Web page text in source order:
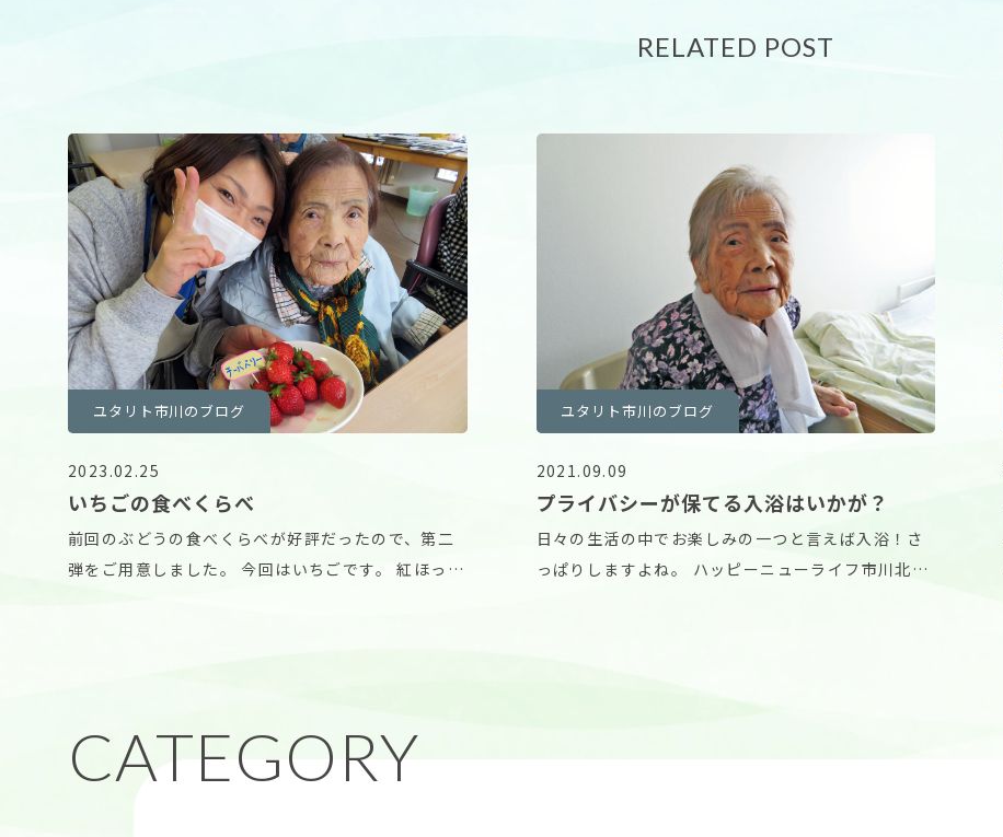
RELATED POST
ユタリト市川のブログ
2023.02.25
いちごの食べくらべ
前回のぶどうの食べくらべが好評だったので、第二
弾をご用意しました。 今回はいちごです。 紅ほっ
ユタリト市川のブログ
2021.09.09
プライバシーが保てる入浴はいかが？
日々の生活の中でお楽しみの一つと言えば入浴！さ
っぱりしますよね。 ハッピーニューライフ市川北方